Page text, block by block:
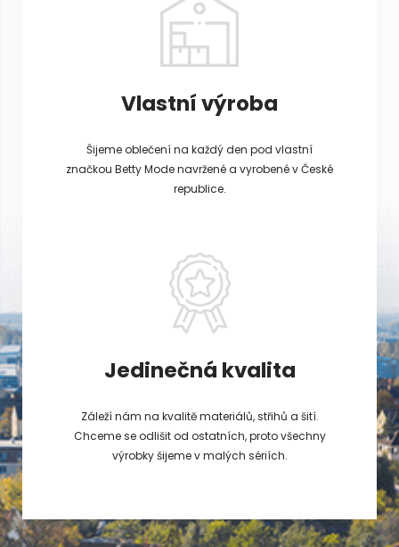
Vlastní výroba
Šijeme oblečení na každý den pod vlastní
značkou Betty Mode navržené a vyrobené v České
republice.
Jedinečná kvalita
Záleží nám na kvalitě materiálů, střihů a šití.
Chceme se odlišit od ostatních, proto všechny
výrobky šijeme v malých sériích.